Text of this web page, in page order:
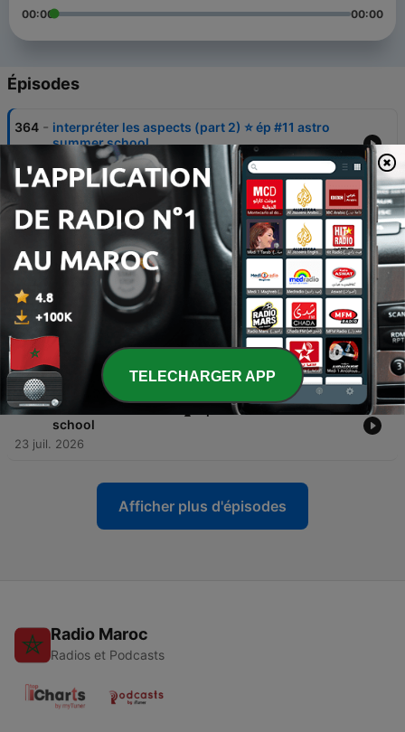
00:00 00:00
Épisodes
364 - interpréter les aspects (part 2) ⭐️ ép #11 astro
summer school
05 août 2026
363
les aspects astrologiques (part 1) ⭐️ ép #10 astro
summer school
04 août 2026
362 -
les 3 niveaux d'interprétation d'une maison astro
⭐️ ép #9 astro summer school
30 juil. 2026
361 - interpréter les planètes en maisons ⭐️ ép #8 astro
summer school
28 juil. 2026
360 - les 12 maisons astro 🏠 ép #7 astro summer
school
23 juil. 2026
Afficher plus d'épisodes
Radio Maroc
Radios et Podcasts
TELECHARGER APP